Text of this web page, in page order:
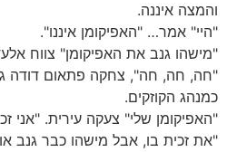
והמצה איננה.
"היי" אמר… "האפיקומן איננו".
"מישהו גנב את האפיקומן" צווח
"חה, חה, חה", צחקה פתאום דודה
כמנהג הקוזקים.
"האפיקומן שלי" צעקה עירית. "אני
"את זכית בו, אבל מישהו כבר גנב